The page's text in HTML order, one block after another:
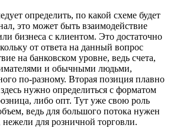
определить, по какой схеме будет
это может быть взаимодействие
бизнеса с клиентом. Это достаточно
от ответа на данный вопрос
на банковском уровне, ведь счета,
и обычными людьми,
по-разному. Вторая позиция плавно
нужно определиться с форматом
либо опт. Тут уже свою роль
ведь для большого потока нужен
для розничной торговли.